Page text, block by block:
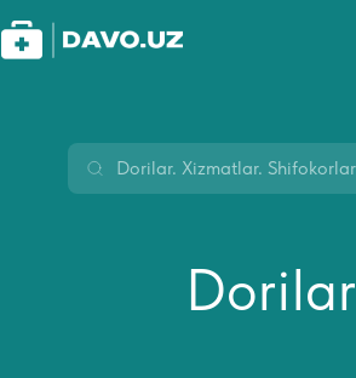
Dorilar